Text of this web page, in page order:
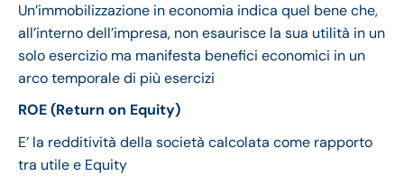
Un’immobilizzazione in economia indica quel bene che,
all’interno dell’impresa, non esaurisce la sua utilità in un
solo esercizio ma manifesta benefici economici in un
arco temporale di più esercizi
ROE (Return on Equity)
E’ la redditività della società calcolata come rapporto
tra utile e Equity